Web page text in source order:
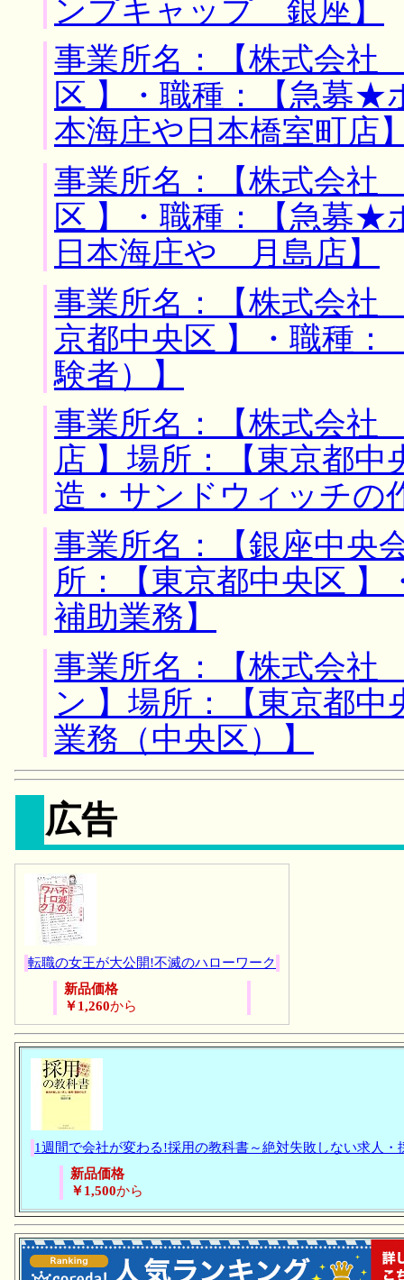
ンプキャップ 銀座】
事業所名：【株式会社
区 】・職種：【急募★
本海庄や日本橋室町店
事業所名：【株式会社
区 】・職種：【急募★
日本海庄や 月島店】
事業所名：【株式会社
京都中央区 】・職種：
験者）】
事業所名：【株式会
店 】場所：【東京都
造・サンドウィッチの
事業所名：【銀座中
所：【東京都中央区
補助業務】
事業所名：【株式会
ン 】場所：【東京都
業務（中央区）】
広告
転職の女王が大公開!不滅のハローワーク
新品価格
￥1,260から
1週間で会社が変わる!採用の教科書～絶対失敗しない求人・
新品価格
￥1,500から